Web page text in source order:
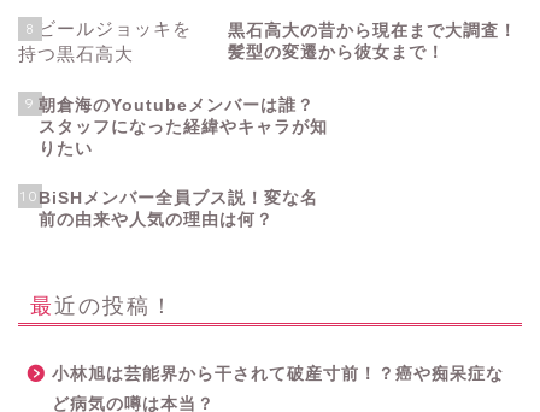
8
黒石高大の昔から現在まで大調査！
髪型の変遷から彼女まで！
9 朝倉海のYoutubeメンバーは誰？
スタッフになった経緯やキャラが知
りたい
10 BiSHメンバー全員ブス説！変な名
前の由来や人気の理由は何？
最近の投稿！
小林旭は芸能界から干されて破産寸前！？癌や痴呆症な
ど病気の噂は本当？